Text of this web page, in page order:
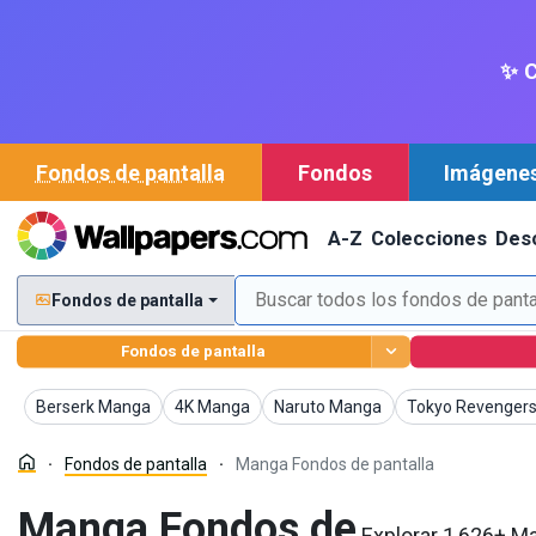
✨
Fondos de pantalla Fondos
A-Z Colecciones
Fondos de pantalla
Fondos de pantalla
Berserk Manga
Fondos de pantalla4K Manga
Fondos de pantallaNaruto Manga
Fondos de pantallaTokyo
Fondos de
Fondos de pantalla Manga Fondos de pantalla